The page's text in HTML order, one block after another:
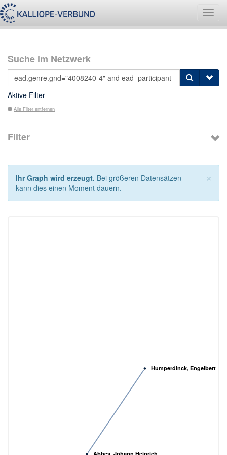
Suche im Netzwerk
Aktive Filter
Alle Filter entfernen
Filter
×
Ihr Graph wird erzeugt. Bei größeren Datensätzen
kann dies einen Moment dauern.
Humperdinck, Engelbert